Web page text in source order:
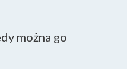
można go